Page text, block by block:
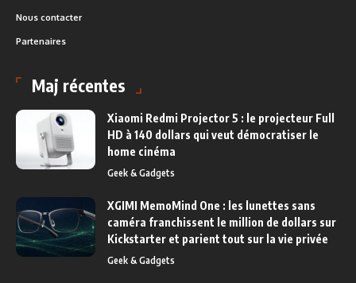
Nous contacter
Partenaires
Maj récentes
Xiaomi Redmi Projector 5 : le projecteur Full
HD à 140 dollars qui veut démocratiser le
home cinéma
Geek & Gadgets
XGIMI MemoMind One : les lunettes sans
caméra franchissent le million de dollars sur
Kickstarter et parient tout sur la vie privée
Geek & Gadgets